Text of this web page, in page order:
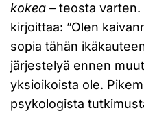
kokea –teosta varten.
kirjoittaa: ”Olen
sopia tähän
järjestelyä ennen
yksioikoista ole.
psykologista